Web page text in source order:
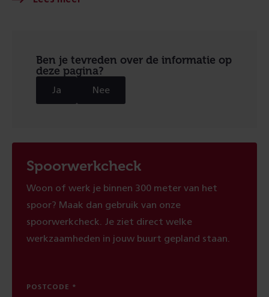
Ben je tevreden over de informatie op
deze pagina?
Ja Nee
Spoorwerkcheck
Woon of werk je binnen 300 meter van het
spoor? Maak dan gebruik van onze
spoorwerkcheck. Je ziet direct welke
werkzaamheden in jouw buurt gepland staan.
POSTCODE